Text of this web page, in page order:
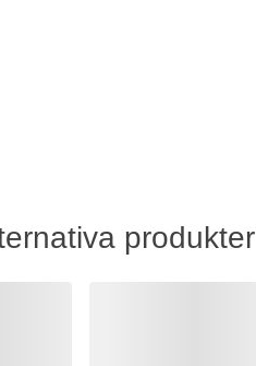
produkter